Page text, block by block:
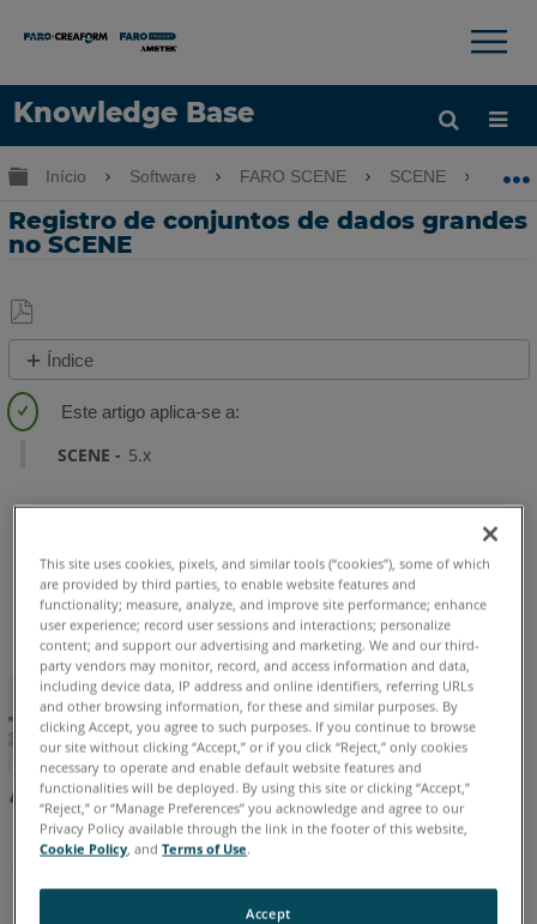
Knowledge Base
Idioma
×
Expandir/recolher hierarquia global
Início Software FARO SCENE SCENE
Registro de conjuntos de dados grandes
no SCENE
Salvar
como
PDF
Índice
geral
Vídeo
Consulte
SCENE 5.x
Alemão Chinês Coreano Espanhol Francês Inglês
Italiano Japonês Português
This site uses cookies, pixels, and similar tools (“cookies”), some of which
are provided by third parties, to enable website features and
functionality; measure, analyze, and improve site performance; enhance
user experience; record user sessions and interactions; personalize
content; and support our advertising and marketing. We and our third-
party vendors may monitor, record, and access information and data,
including device data, IP address and online identifiers, referring URLs
and other browsing information, for these and similar purposes. By
clicking Accept, you agree to such purposes. If you continue to browse
our site without clicking “Accept,” or if you click “Reject,” only cookies
necessary to operate and enable default website features and
functionalities will be deployed. By using this site or clicking “Accept,”
“Reject,” or “Manage Preferences” you acknowledge and agree to our
Privacy Policy available through the link in the footer of this website,
Cookie Policy, andTerms of Use.
Accept